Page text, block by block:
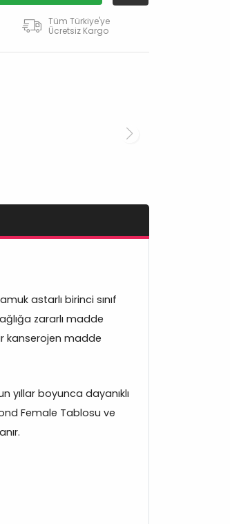
Tüm Türkiye'ye
Ücretsiz Kargo
astarlı birinci sınıf
zararlı madde
kanserojen madde
yıllar boyunca dayanıklı
Female Tablosu ve